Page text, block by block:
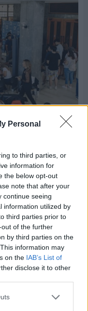
Personal
to third parties, or
information for
the below opt-out
note that after your
continue seeing
information utilized by
third parties prior to
of the further
by third parties on the
information may
on the IAB’s List of
disclose it to other
μεγάλη